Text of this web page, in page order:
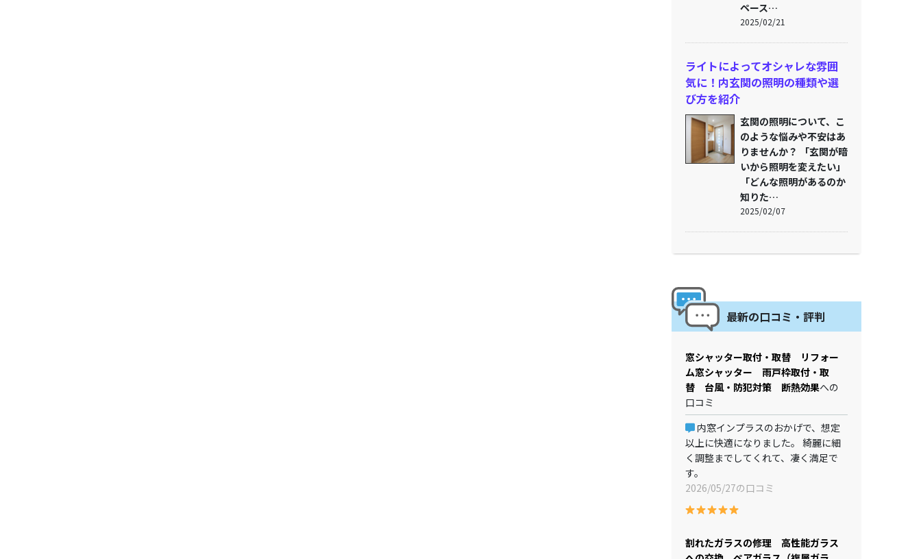
ペース…
2025/02/21
ライトによってオシャレな雰囲
気に！内玄関の照明の種類や選
び方を紹介
玄関の照明について、こ
のような悩みや不安はあ
りませんか？ 「玄関が暗
いから照明を変えたい」
「どんな照明があるのか
知りた…
2025/02/07
最新の口コミ・評判
窓シャッター取付・取替 リフォー
ム窓シャッター 雨戸枠取付・取
替 台風・防犯対策 断熱効果への
口コミ
内窓インプラスのおかげで、想定
以上に快適になりました。 綺麗に細
く調整までしてくれて、凄く満足で
す。
2026/05/27の口コミ
割れたガラスの修理 高性能ガラス